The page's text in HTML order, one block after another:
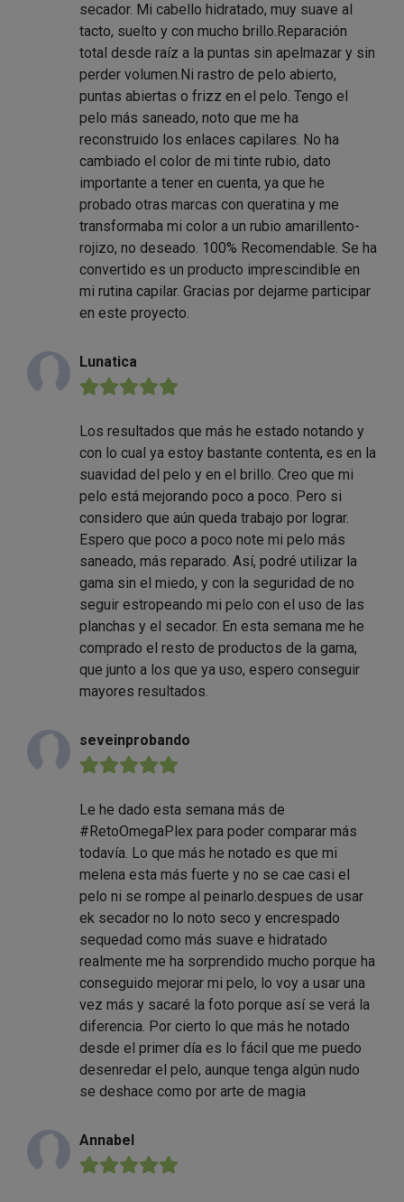
secador. Mi cabello hidratado, muy suave al
tacto, suelto y con mucho brillo.Reparación
total desde raíz a la puntas sin apelmazar y sin
perder volumen.Ni rastro de pelo abierto,
puntas abiertas o frizz en el pelo. Tengo el
pelo más saneado, noto que me ha
reconstruido los enlaces capilares. No ha
cambiado el color de mi tinte rubio, dato
importante a tener en cuenta, ya que he
probado otras marcas con queratina y me
transformaba mi color a un rubio amarillento-
rojizo, no deseado. 100% Recomendable. Se ha
convertido es un producto imprescindible en
mi rutina capilar. Gracias por dejarme participar
en este proyecto.
Lunatica
★★★★★
Los resultados que más he estado notando y
con lo cual ya estoy bastante contenta, es en la
suavidad del pelo y en el brillo. Creo que mi
pelo está mejorando poco a poco. Pero si
considero que aún queda trabajo por lograr.
Espero que poco a poco note mi pelo más
saneado, más reparado. Así, podré utilizar la
gama sin el miedo, y con la seguridad de no
seguir estropeando mi pelo con el uso de las
planchas y el secador. En esta semana me he
comprado el resto de productos de la gama,
que junto a los que ya uso, espero conseguir
mayores resultados.
seveinprobando
★★★★★
Le he dado esta semana más de
#RetoOmegaPlex para poder comparar más
todavía. Lo que más he notado es que mi
melena esta más fuerte y no se cae casi el
pelo ni se rompe al peinarlo.despues de usar
ek secador no lo noto seco y encrespado
sequedad como más suave e hidratado
realmente me ha sorprendido mucho porque ha
conseguido mejorar mi pelo, lo voy a usar una
vez más y sacaré la foto porque así se verá la
diferencia. Por cierto lo que más he notado
desde el primer día es lo fácil que me puedo
desenredar el pelo, aunque tenga algún nudo
se deshace como por arte de magia
Annabel
★★★★★